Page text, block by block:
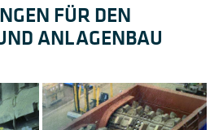
FÜR DEN
ANLAGENBAU